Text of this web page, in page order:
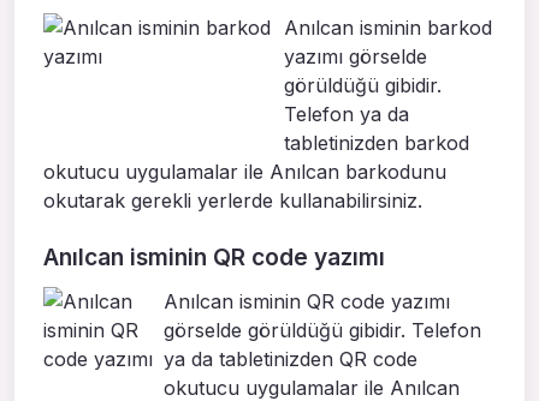
Anılcan isminin barkod
yazımı görselde
görüldüğü gibidir.
Telefon ya da
tabletinizden barkod
okutucu uygulamalar ile Anılcan barkodunu
okutarak gerekli yerlerde kullanabilirsiniz.
Anılcan isminin QR code yazımı
Anılcan isminin QR code yazımı
görselde görüldüğü gibidir. Telefon
ya da tabletinizden QR code
okutucu uygulamalar ile Anılcan